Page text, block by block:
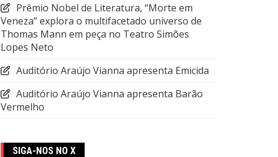
Prêmio Nobel de Literatura, “Morte em
Veneza” explora o multifacetado universo de
Thomas Mann em peça no Teatro Simões
Lopes Neto
Auditório Araújo Vianna apresenta Emicida
Auditório Araújo Vianna apresenta Barão
Vermelho
SIGA-NOS NO X